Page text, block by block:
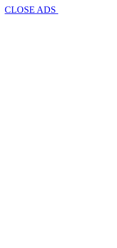
CLOSE ADS